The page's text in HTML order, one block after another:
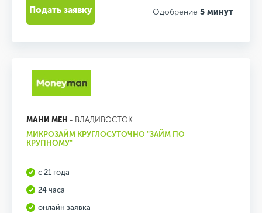
Одобрение 5 минут
Подать заявку
МАНИ МЕН - ВЛАДИВОСТОК
МИКРОЗАЙМ КРУГЛОСУТОЧНО "ЗАЙМ ПО
КРУПНОМУ"
с 21 года
24 часа
онлайн заявка